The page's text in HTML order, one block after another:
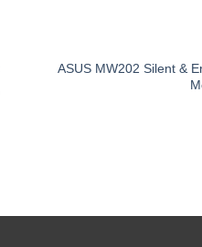
ASUS MW202 Silent &